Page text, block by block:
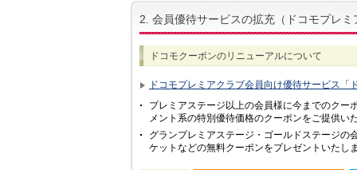
2. 会員優待サービスの拡充（ドコモプレ
ドコモクーポンのリニューアルについて
ドコモプレミアクラブ会員向け優待サービス「
プレミアステージ以上の会員様に今までのクー
メント系の特別優待価格のクーポンをご提供い
グランプレミアステージ・ゴールドステージの
ケットなどの無料クーポンをプレゼントいたし